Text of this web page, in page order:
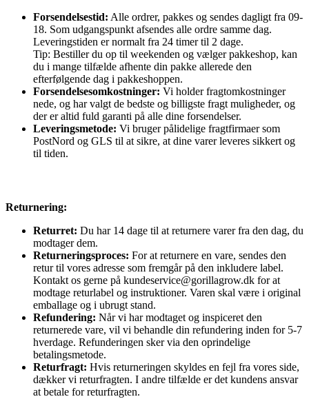
Forsendelsestid: Alle ordrer, pakkes og sendes dagligt fra 09-
18. Som udgangspunkt afsendes alle ordre samme dag.
Leveringstiden er normalt fra 24 timer til 2 dage.
Tip: Bestiller du op til weekenden og vælger pakkeshop, kan
du i mange tilfælde afhente din pakke allerede den
efterfølgende dag i pakkeshoppen.
Forsendelsesomkostninger: Vi holder fragtomkostninger
nede, og har valgt de bedste og billigste fragt muligheder, og
der er altid fuld garanti på alle dine forsendelser.
Leveringsmetode: Vi bruger pålidelige fragtfirmaer som
PostNord og GLS til at sikre, at dine varer leveres sikkert og
til tiden.
Returnering:
Returret: Du har 14 dage til at returnere varer fra den dag, du
modtager dem.
Returneringsproces: For at returnere en vare, sendes den
retur til vores adresse som fremgår på den inkludere label.
Kontakt os gerne på kundeservice@gorillagrow.dk for at
modtage returlabel og instruktioner. Varen skal være i original
emballage og i ubrugt stand.
Refundering: Når vi har modtaget og inspiceret den
returnerede vare, vil vi behandle din refundering inden for 5-7
hverdage. Refunderingen sker via den oprindelige
betalingsmetode.
Returfragt: Hvis returneringen skyldes en fejl fra vores side,
dækker vi returfragten. I andre tilfælde er det kundens ansvar
at betale for returfragten.